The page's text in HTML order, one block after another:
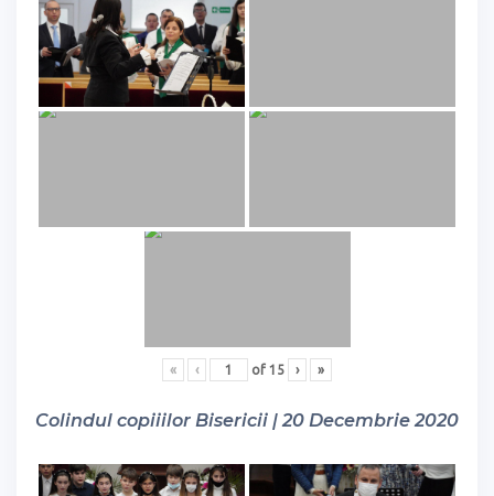
« ‹ of 15 › »
Colindul copiiilor Bisericii | 20 Decembrie 2020